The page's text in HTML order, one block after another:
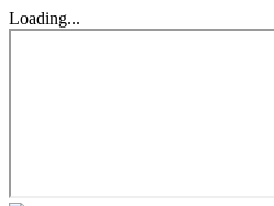
Loading...